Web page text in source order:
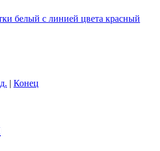
белый с линией цвета красный
| Конец